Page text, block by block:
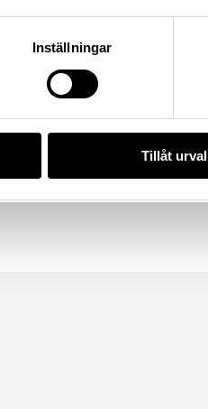
Inställningar
Tillåt urval
A854-4D49-8E08-
licensen CC0.